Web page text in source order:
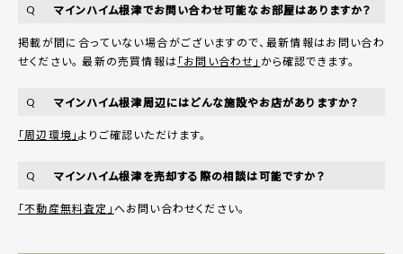
Q マインハイム根津でお問い合わせ可能なお部屋はありますか？
掲載が間に合っていない場合がございますので、最新情報はお問い合わ
せください。 最新の売買情報は「お問い合わせ」 から確認できます。
Q マインハイム根津周辺にはどんな施設やお店がありますか？
「周辺環境」よりご確認いただけます。
Q マインハイム根津を売却する際の相談は可能ですか？
「不動産無料査定」へお問い合わせください。